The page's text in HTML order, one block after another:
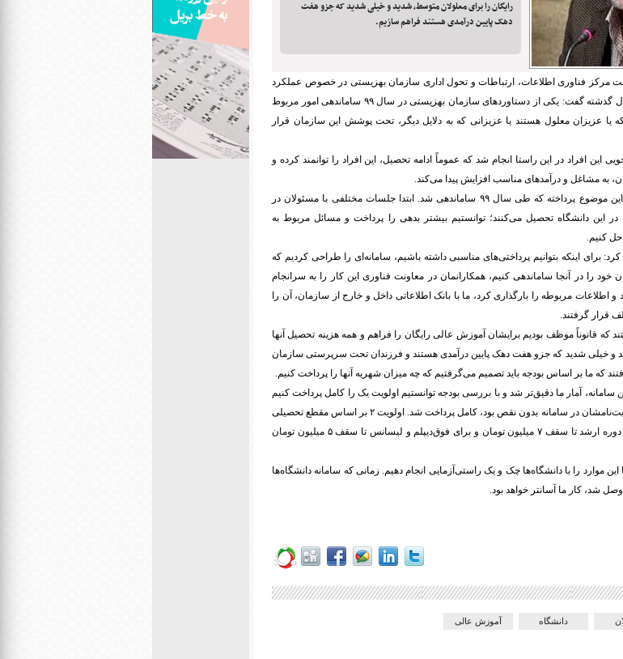
رایگان را برای معلولان متوسط، شدید و خیلی شدید که جزو هفت
دهک پایین درآمدی هستند فراهم سازیم.
مرکز فناوری اطلاعات، ارتباطات و تحول اداری سازمان بهزیستی در خصوص عملکرد
این سازمان در حوزه شهریه دانشجویی در سال گذشته گفت: یکی از دستاوردهای سازمان بهزیستی در سال ۹۹ ساماندهی امور مربوط
عزیزان معلول هستند یا عزیزانی که به دلایل دیگر، تحت پوشش این سازمان قرار
این افراد در این راستا انجام شد که عموماً ادامه تحصیل، این افراد را توانمند کرده و
مشاغل و درآمدهای مناسب افزایش پیدا می‌کند.
رضازاده افزود: سازمان بهزیستی سال‌ها به این موضوع پرداخته که طی سال ۹۹ ساماندهی شد. ابتدا جلسات مختلفی با مسئولان در
در این دانشگاه تحصیل می‌کنند؛ توانستیم بیشتر بدهی را پرداخت و مسائل مربوط به
حل کنیم.
برای اینکه بتوانیم پرداختی‌های مناسبی داشته باشیم، سامانه‌ای را طراحی کردیم که
خود را در آنجا ساماندهی کنیم، همکارانمان در معاونت فناوری این کار را به سرانجام
اطلاعات مربوطه را بارگذاری کرد، ما با بانک اطلاعاتی داخل و خارج از سازمان، آن را
قرار گرفتند.
که قانوناً موظف بودیم برایشان آموزش عالی رایگان را فراهم و همه هزینه تحصیل آنها
و خیلی شدید که جزو هفت دهک پایین درآمدی هستند و فرزندان تحت سرپرستی سازمان
سامانه، آمار ما دقیق‌تر شد و با بررسی بودجه توانستیم اولویت یک را کامل پرداخت کنیم
و برای عزیزان در اولویت ۲ نیز به شرط آنکه ثبت‌نامشان در سامانه بدون نقص بود، کامل پرداخت شد. اولویت ۲ بر اساس مقطع تحصیلی
در دوره دکتری تا سقف ۱۰ میلیون تومان، در دوره ارشد تا سقف ۷ میلیون تومان و برای فوق‌دیپلم و لیسانس تا سقف ۵ میلیون تومان
موارد را با دانشگاه‌ها چک و یک راستی‌آزمایی انجام دهیم. زمانی که سامانه دانشگاه‌ها
وصل شد، کار ما آسانتر خواهد بود.
دانشگاه آموزش عالی